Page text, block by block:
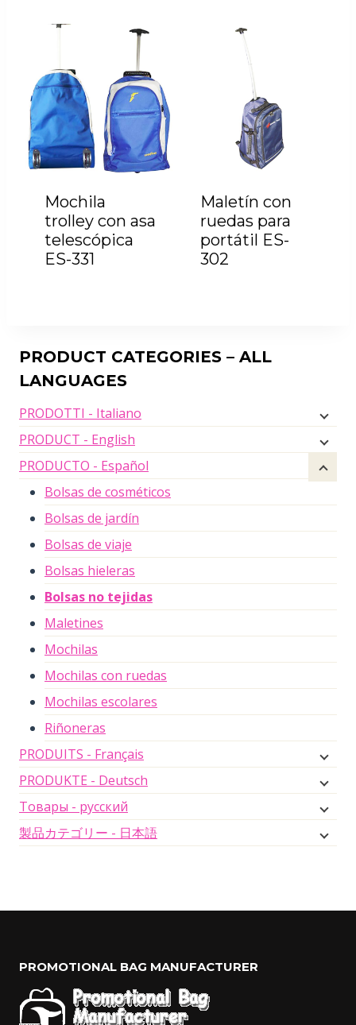
Mochila
trolley con asa
telescópica
ES-331
Maletín con
ruedas para
portátil ES-
302
PRODUCT CATEGORIES – ALL
LANGUAGES
PRODOTTI - Italiano
PRODUCT - English
PRODUCTO - Español
Bolsas de cosméticos
Bolsas de jardín
Bolsas de viaje
Bolsas hieleras
Bolsas no tejidas
Maletines
Mochilas
Mochilas con ruedas
Mochilas escolares
Riñoneras
PRODUITS - Français
PRODUKTE - Deutsch
Товары - русский
製品カテゴリー - 日本語
PROMOTIONAL BAG MANUFACTURER